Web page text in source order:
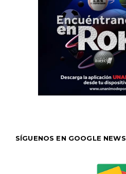
SÍGUENOS EN GOOGLE NEWS